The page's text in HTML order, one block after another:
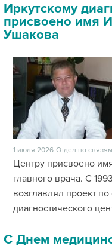
Иркутскому
присвоено имя
Ушакова
1 июля 2026 Отдел по
Центру присвоено
главного врача. С
возглавлял проект
диагностического
С Днем